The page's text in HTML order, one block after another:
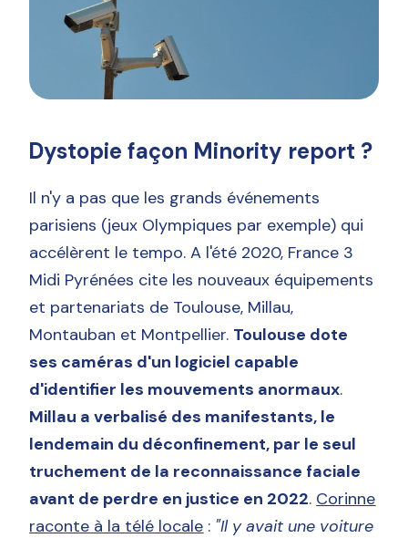
Dystopie façon Minority report ?
Il n'y a pas que les grands événements
parisiens (jeux Olympiques par exemple) qui
accélèrent le tempo. A l'été 2020, France 3
Midi Pyrénées cite les nouveaux équipements
et partenariats de Toulouse, Millau,
Montauban et Montpellier. Toulouse dote
ses caméras d'un logiciel capable
d'identifier les mouvements anormaux.
Millau a verbalisé des manifestants, le
lendemain du déconfinement, par le seul
truchement de la reconnaissance faciale
avant de perdre en justice en 2022. Corinne
raconte à la télé locale : "Il y avait une voiture